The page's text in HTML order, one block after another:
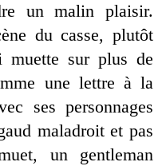
un malin plaisir.
du casse, plutôt
muette sur plus de
une lettre à la
ses personnages
maladroit et pas
un gentleman